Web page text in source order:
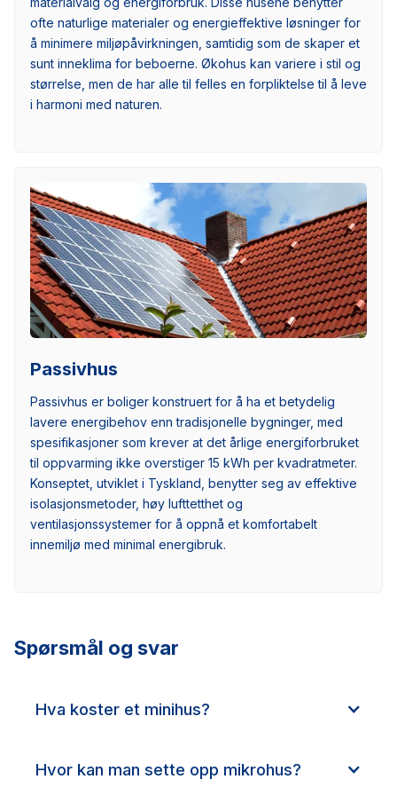
ofte naturlige materialer og energieffektive løsninger for
å minimere miljøpåvirkningen, samtidig som de skaper et
sunt inneklima for beboerne. Økohus kan variere i stil og
størrelse, men de har alle til felles en forpliktelse til å leve
i harmoni med naturen.
Passivhus
Passivhus er boliger konstruert for å ha et betydelig
lavere energibehov enn tradisjonelle bygninger, med
spesifikasjoner som krever at det årlige energiforbruket
til oppvarming ikke overstiger 15 kWh per kvadratmeter.
Konseptet, utviklet i Tyskland, benytter seg av effektive
isolasjonsmetoder, høy lufttetthet og
ventilasjonssystemer for å oppnå et komfortabelt
innemiljø med minimal energibruk.
Spørsmål og svar
Hva koster et minihus?
Hvor kan man sette opp mikrohus?